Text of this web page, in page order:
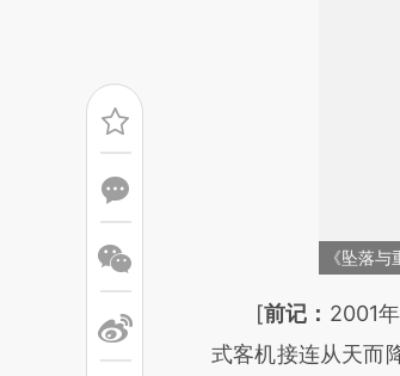
《坠落
请务必在总
[https://
[前记： 2001
式客机接连从天而